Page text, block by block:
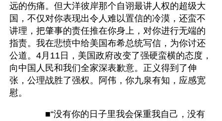
远的伤痛。但大洋彼岸那个自诩最讲人权的超级大
国，不仅对你表现出令人难以置信的冷漠，还蛮不
讲理，把肇事的责任推在你身上，对你进行无端的
指责。我在悲愤中给美国布希总统写信，为你讨还
公道。4月11日，美国政府改变了强硬蛮横的态度，
向中国人民和我们全家深表歉意。正义得到了伸
张，公理战胜了强权。阿伟，你九泉有知，应感宽
慰。
■“没有你的日子里我会保重我自己，没有